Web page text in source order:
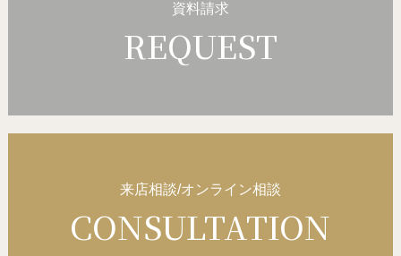
資料請求
REQUEST
来店相談/オンライン相談
CONSULTATION